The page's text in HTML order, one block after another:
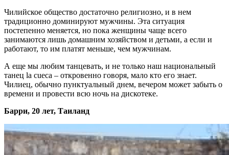
Чилийское общество достаточно религиозно, и в нем
традиционно доминируют мужчины. Эта ситуация
постепенно меняется, но пока женщины чаще всего
занимаются лишь домашним хозяйством и детьми, а если и
работают, то им платят меньше, чем мужчинам.
А еще мы любим танцевать, и не только наш национальный
танец la cueca – откровенно говоря, мало кто его знает.
Чилиец, обычно пунктуальный днем, вечером может забыть о
времени и провести всю ночь на дискотеке.
Барри, 20 лет, Таиланд